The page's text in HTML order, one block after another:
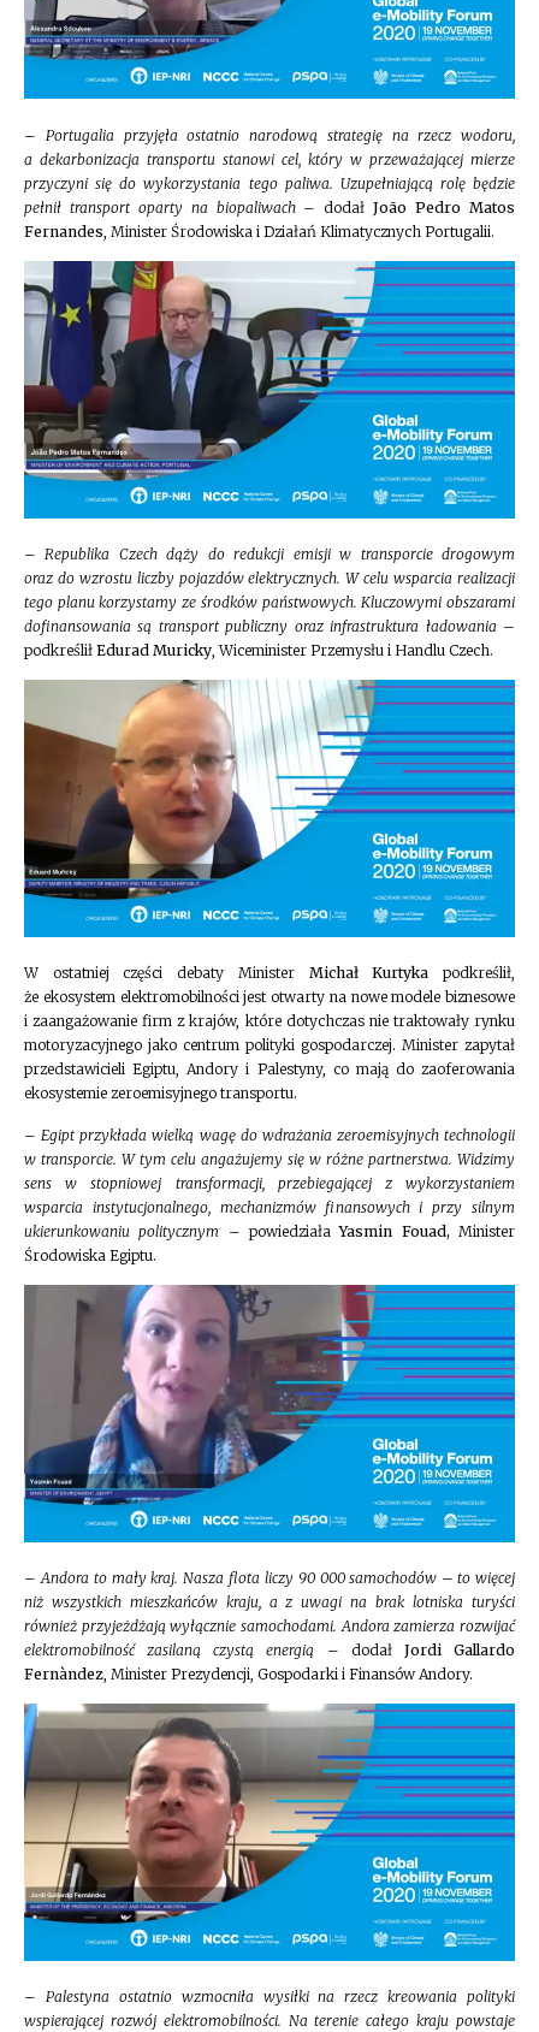
– Portugalia przyjęła ostatnio narodową strategię na rzecz wodoru,
a dekarbonizacja transportu stanowi cel, który w przeważającej mierze
przyczyni się do wykorzystania tego paliwa. Uzupełniającą rolę będzie
pełnił transport oparty na biopaliwach– dodałJoão Pedro Matos
Fernandes , Minister Środowiska i Działań Klimatycznych Portugalii.
–Republika Czech dąży do redukcji emisji w transporcie drogowym
oraz do wzrostu liczby pojazdów elektrycznych. W celu wsparcia realizacji
tego planu korzystamy ze środków państwowych. Kluczowymi obszarami
dofinansowania są transport publiczny oraz infrastruktura ładowania –
podkreślił Edurad Muricky, Wiceminister Przemysłu i Handlu Czech.
W ostatniej części debaty Minister Michał Kurtyka podkreślił,
że ekosystem elektromobilności jest otwarty na nowe modele biznesowe
i zaangażowanie firm z krajów, które dotychczas nie traktowały rynku
motoryzacyjnego jako centrum polityki gospodarczej. Minister zapytał
przedstawicieli Egiptu, Andory i Palestyny, co mają do zaoferowania
ekosystemie zeroemisyjnego transportu.
– Egipt przykłada wielką wagę do wdrażania zeroemisyjnych technologii
w transporcie. W tym celu angażujemy się w różne partnerstwa. Widzimy
sens w stopniowej transformacji, przebiegającej z wykorzystaniem
wsparcia instytucjonalnego, mechanizmów finansowych i przy silnym
ukierunkowaniu politycznym – powiedziałaYasmin Fouad, Minister
Środowiska Egiptu.
–Andora to mały kraj. Nasza flota liczy 90 000 samochodów – to więcej
niż wszystkich mieszkańców kraju, a z uwagi na brak lotniska turyści
również przyjeżdżają wyłącznie samochodami. Andora zamierza rozwijać
elektromobilność zasilaną czystą energią – dodał Jordi Gallardo
Fernàndez, Minister Prezydencji, Gospodarki i Finansów Andory.
– Palestyna ostatnio wzmocniła wysiłki na rzecz kreowania polityki
wspierającej rozwój elektromobilności. Na terenie całego kraju powstaje